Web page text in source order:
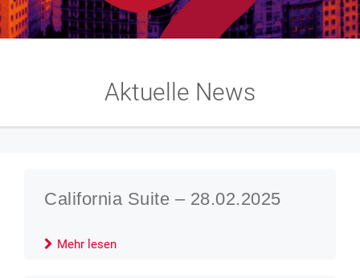
Aktuelle News
California Suite – 28.02.2025
Mehr lesen